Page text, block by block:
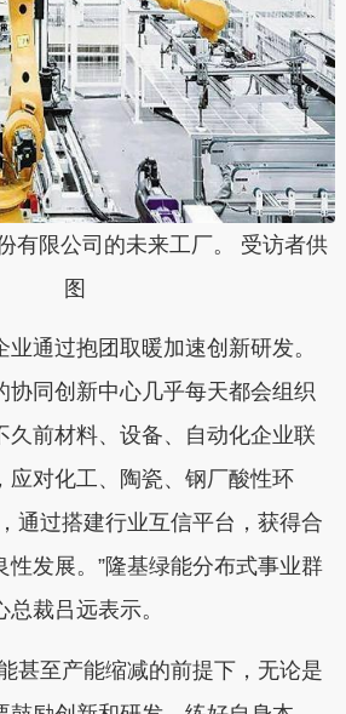
有限公司的未来工厂。 受访者供
图
通过抱团取暖加速创新研发。
协同创新中心几乎每天都会组织
久前材料、设备、自动化企业联
应对化工、陶瓷、钢厂酸性环
通过搭建行业互信平台，获得合
性发展。”隆基绿能分布式事业群
裁吕远表示。
至产能缩减的前提下，无论是